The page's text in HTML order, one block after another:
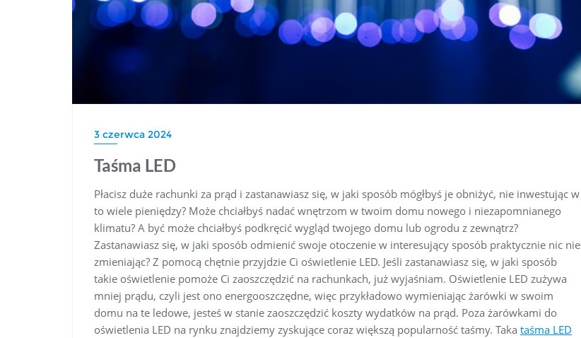
3 czerwca 2024
Taśma LED
Płacisz duże rachunki za prąd i zastanawiasz się, w jaki sposób mógłbyś je obniżyć, nie inwestując w
to wiele pieniędzy? Może chciałbyś nadać wnętrzom w twoim domu nowego i niezapomnianego
klimatu? A być może chciałbyś podkręcić wygląd twojego domu lub ogrodu z zewnątrz?
Zastanawiasz się, w jaki sposób odmienić swoje otoczenie w interesujący sposób praktycznie nic nie
zmieniając? Z pomocą chętnie przyjdzie Ci oświetlenie LED. Jeśli zastanawiasz się, w jaki sposób
takie oświetlenie pomoże Ci zaoszczędzić na rachunkach, już wyjaśniam. Oświetlenie LED zużywa
mniej prądu, czyli jest ono energooszczędne, więc przykładowo wymieniając żarówki w swoim
domu na te ledowe, jesteś w stanie zaoszczędzić koszty wydatków na prąd. Poza żarówkami do
oświetlenia LED na rynku znajdziemy zyskujące coraz większą popularność taśmy. Taka taśma LED